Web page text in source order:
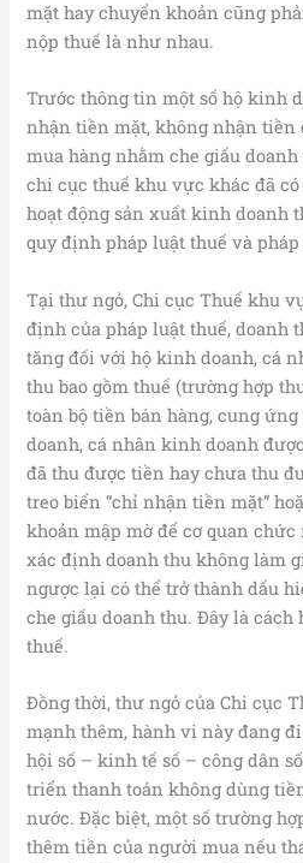
mặt hay chuyển khoản cũng
nộp thuế là như nhau.
Trước thông tin một số hộ kinh
nhận tiền mặt, không nhận tiền
mua hàng nhằm che giấu doanh
chi cục thuế khu vực khác đã
hoạt động sản xuất kinh doanh
quy định pháp luật thuế và
Tại thư ngỏ, Chi cục Thuế khu
định của pháp luật thuế, doanh
tăng đối với hộ kinh doanh, cá
thu bao gồm thuế (trường hợp
toàn bộ tiền bán hàng, cung
doanh, cá nhân kinh doanh
đã thu được tiền hay chưa thu
treo biển “chỉ nhận tiền mặt”
khoản mập mờ để cơ quan
xác định doanh thu không làm
ngược lại có thể trở thành dấu
che giấu doanh thu. Đây là
thuế.
Đồng thời, thư ngỏ của Chi cục
mạnh thêm, hành vi này đang
hội số – kinh tế số – công dân
triển thanh toán không dùng
nước. Đặc biệt, một số trường
thêm tiền của người mua nếu